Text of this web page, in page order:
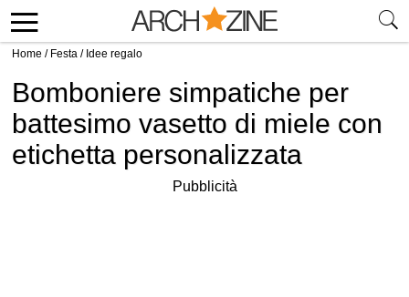
Home / Festa / Idee regalo
Bomboniere simpatiche per
battesimo vasetto di miele con
etichetta personalizzata
Pubblicità